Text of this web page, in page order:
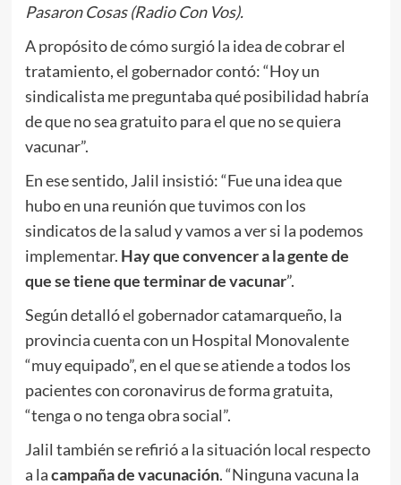
Pasaron Cosas (Radio Con Vos).
A propósito de cómo surgió la idea de cobrar el
tratamiento, el gobernador contó: “Hoy un
sindicalista me preguntaba qué posibilidad habría
de que no sea gratuito para el que no se quiera
vacunar”.
En ese sentido, Jalil insistió: “Fue una idea que
hubo en una reunión que tuvimos con los
sindicatos de la salud y vamos a ver si la podemos
implementar. Hay que convencer a la gente de
que se tiene que terminar de vacunar”.
Según detalló el gobernador catamarqueño, la
provincia cuenta con un Hospital Monovalente
“muy equipado”, en el que se atiende a todos los
pacientes con coronavirus de forma gratuita,
“tenga o no tenga obra social”.
Jalil también se refirió a la situación local respecto
a lacampaña de vacunación. “Ninguna vacuna la